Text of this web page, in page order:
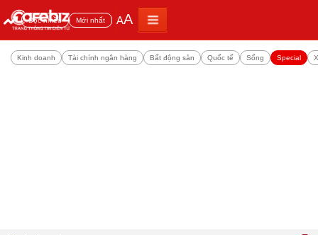
Đọc nhiều Mới nhất AA
Kinh doanh Tài chính ngân hàng Bất động sản Quốc tế Sống Special